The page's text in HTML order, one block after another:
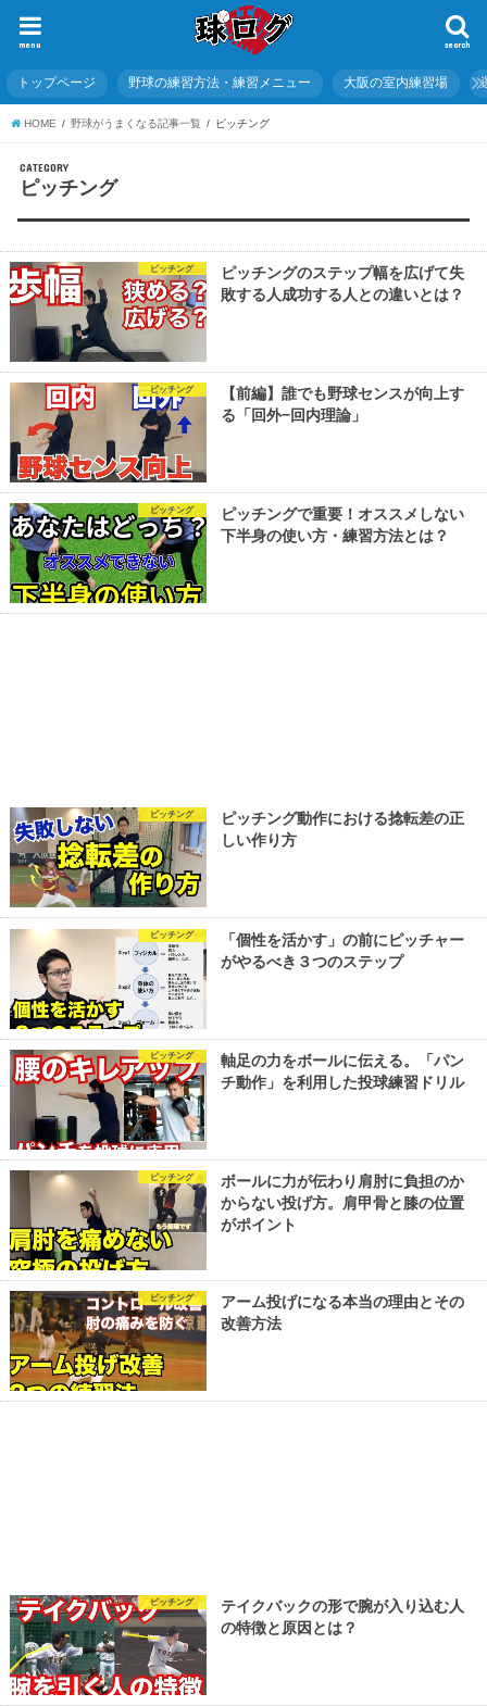
search
menu
トップページ 野球の練習方法・練習メニュー 大阪の室内練習場
HOME 野球がうまくなる記事一覧 ピッチング
CATEGORY
ピッチング
ピッチング
ピッチングのステップ幅を広げて失
敗する人成功する人との違いとは？
ピッチング
【前編】誰でも野球センスが向上す
る「回外−回内理論」
ピッチング
ピッチングで重要！オススメしない
下半身の使い方・練習方法とは？
ピッチング
ピッチング動作における捻転差の正
しい作り方
ピッチング
「個性を活かす」の前にピッチャー
がやるべき３つのステップ
ピッチング
軸足の力をボールに伝える。「パン
チ動作」を利用した投球練習ドリル
ピッチング
ボールに力が伝わり肩肘に負担のか
からない投げ方。肩甲骨と膝の位置
がポイント
ピッチング
アーム投げになる本当の理由とその
改善方法
ピッチング
テイクバックの形で腕が入り込む人
の特徴と原因とは？